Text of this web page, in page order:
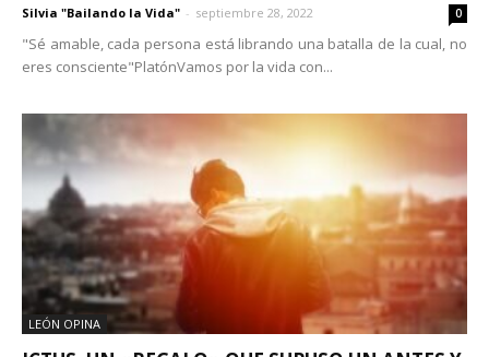
Silvia "Bailando la Vida" - septiembre 28, 2022 0
"Sé amable, cada persona está librando una batalla de la cual, no
eres consciente"PlatónVamos por la vida con...
LEÓN OPINA